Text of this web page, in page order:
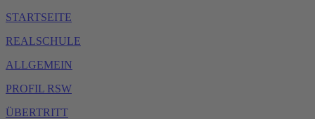
STARTSEITE
REALSCHULE
ALLGEMEIN
PROFIL RSW
ÜBERTRITT